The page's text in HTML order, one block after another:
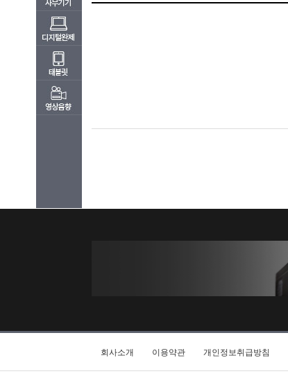
회사소개 이용약관 개인정보취급방침